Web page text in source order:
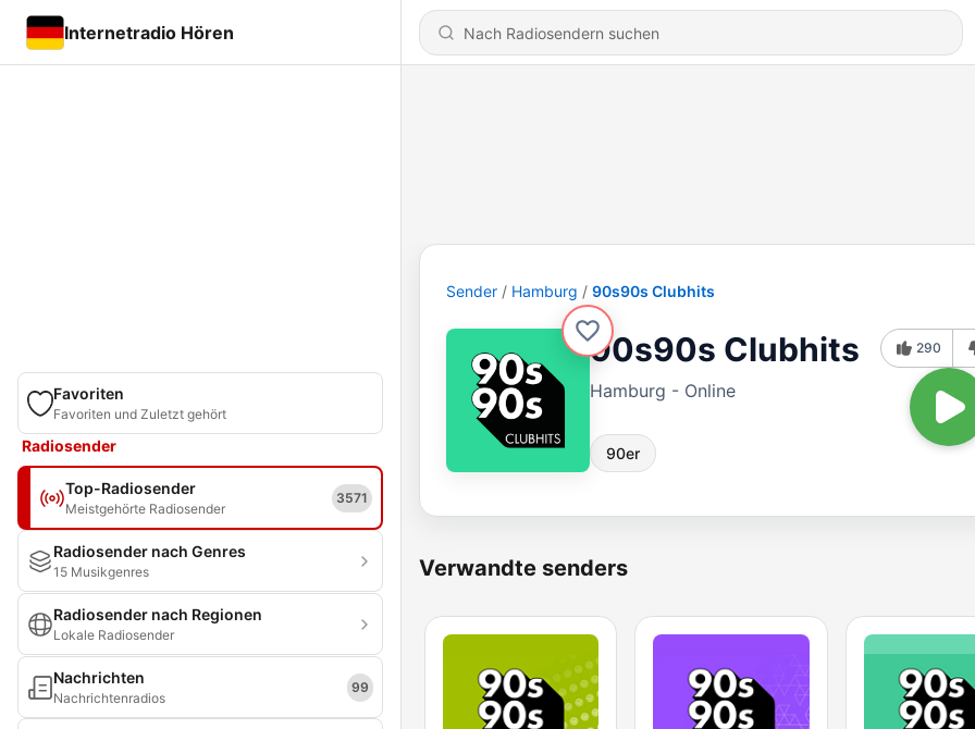
Internetradio Hören
Favoriten
Favoriten und Zuletzt gehört
Radiosender
Top-Radiosender
Meistgehörte Radiosender
3571
Radiosender nach Genres
15 Musikgenres
Radiosender nach Regionen
Lokale Radiosender
Nachrichten
Nachrichtenradios
99
Sender Hamburg 90s90s Clubhits
90s90s Clubhits
Hamburg - Online
90er
290
Verwandte senders